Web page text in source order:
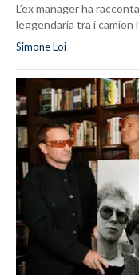
L’ex manager ha
leggendaria tra i camion
Simone Loi